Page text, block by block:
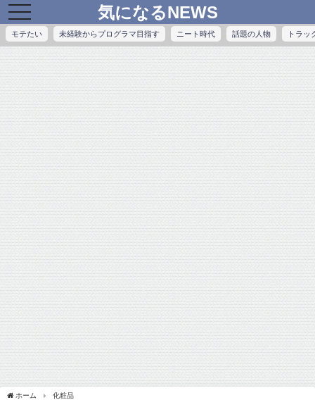
toggle
navigation
気になるNEWS
モテたい 未経験からプログラマ目指す ニート時代 話題の人物 トラッ
ホーム
化粧品